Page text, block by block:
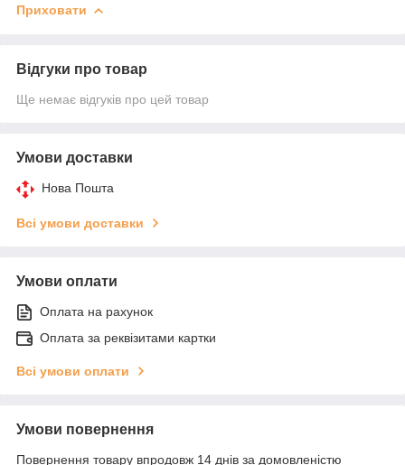
Приховати
Відгуки про товар
Ще немає відгуків про цей товар
Умови доставки
Нова Пошта
Всі умови доставки
Умови оплати
Оплата на рахунок
Оплата за реквізитами картки
Всі умови оплати
Умови повернення
Повернення товару впродовж 14 днів за домовленістю